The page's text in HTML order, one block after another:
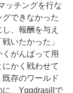
ッチングを行な
できなかった
、報酬を与え
いたかった」
がんばって用
かく戦わせて
存のワールド
に、Yggdrasillで